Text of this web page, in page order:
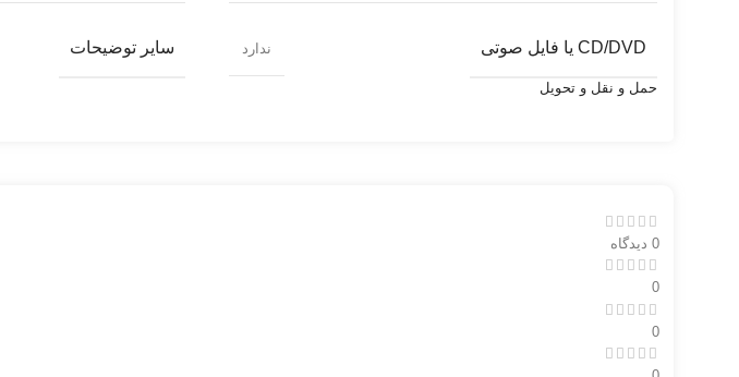
CD/DVD یا فایل صوتی ندارد سایر توضیحات
حمل و نقل و تحویل
0 دیدگاه
0
0